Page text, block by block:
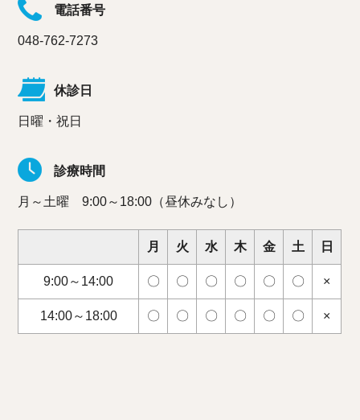
電話番号
048-762-7273
休診日
日曜・祝日
診療時間
月～土曜 9:00～18:00（昼休みなし）
月 火 水 木 金 土 日
9:00～14:00 〇 〇 〇 〇 〇 〇 ×
14:00～18:00 〇 〇 〇 〇 〇 〇 ×